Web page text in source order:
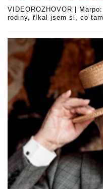
VIDEOROZHOVOR |
rodiny, říkal jsem si, co